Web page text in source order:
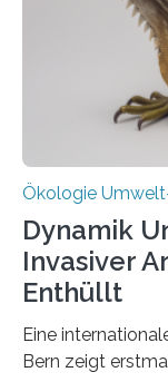
über
in den
Thünen-
Ökologie
Dynamik
Invasiver
Enthüllt
Eine
Bern zeigt